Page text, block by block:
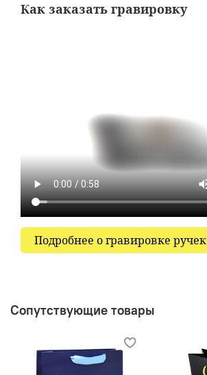
Как заказать гравировку
Подробнее о гравировке ручек
Сопутствующие товары